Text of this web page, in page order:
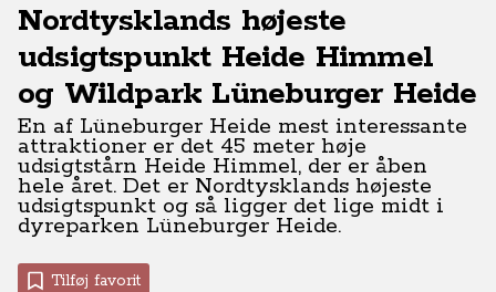
Nordtysklands højeste
udsigtspunkt Heide Himmel
og Wildpark Lüneburger Heide
En af Lüneburger Heide mest interessante
attraktioner er det 45 meter høje
udsigtstårn Heide Himmel, der er åben
hele året. Det er Nordtysklands højeste
udsigtspunkt og så ligger det lige midt i
dyreparken Lüneburger Heide.
Tilføj favorit